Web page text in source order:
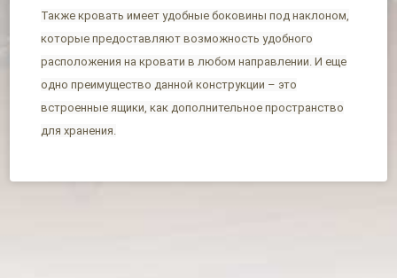
Также кровать имеет удобные боковины под наклоном,
которые предоставляют возможность удобного
расположения на кровати в любом направлении. И еще
одно преимущество данной конструкции – это
встроенные ящики, как дополнительное пространство
для хранения.